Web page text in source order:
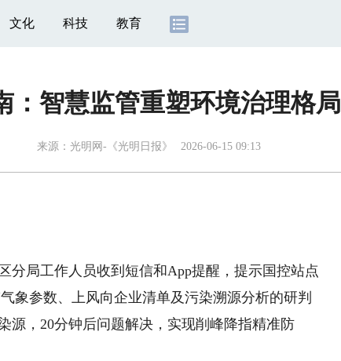
文化 科技 教育
：智慧监管重塑环境治理格局
来源： 光明网-《光明日报》 2026-06-15 09:13
局工作人员收到短信和App提醒，提示国控站点
象参数、上风向企业清单及污染溯源分析的研判
源，20分钟后问题解决，实现削峰降指精准防